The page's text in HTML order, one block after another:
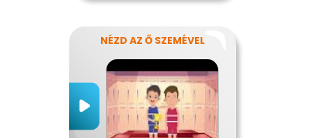
NÉZD AZ Ő SZEMÉVEL